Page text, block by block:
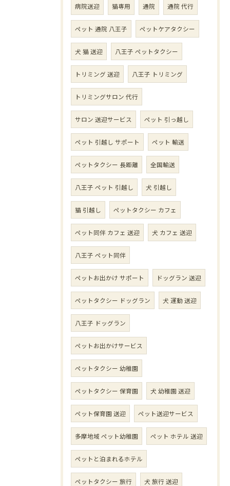
病院送迎 猫専用 通院 通院 代行
ペット 通院 八王子 ペットケアタクシー
犬 猫 送迎 八王子 ペットタクシー
トリミング 送迎 八王子 トリミング
トリミングサロン 代行
サロン 送迎サービス ペット 引っ越し
ペット 引越し サポート ペット 輸送
ペットタクシー 長距離 全国輸送
八王子 ペット 引越し 犬 引越し
猫 引越し ペットタクシー カフェ
ペット同伴 カフェ 送迎 犬 カフェ 送迎
八王子 ペット同伴
ペットお出かけ サポート ドッグラン 送迎
ペットタクシー ドッグラン 犬 運動 送迎
八王子 ドッグラン
ペットお出かけサービス
ペットタクシー 幼稚園
ペットタクシー 保育園 犬 幼稚園 送迎
ペット保育園 送迎 ペット送迎サービス
多摩地域 ペット幼稚園 ペット ホテル 送迎
ペットと泊まれるホテル
ペットタクシー 旅行 犬 旅行 送迎